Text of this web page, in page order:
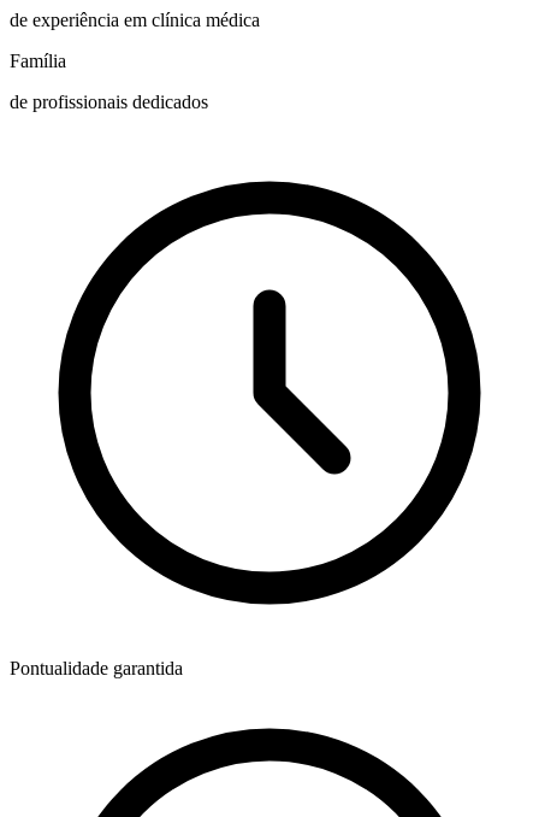
de experiência em clínica médica
Família
de profissionais dedicados
Pontualidade garantida